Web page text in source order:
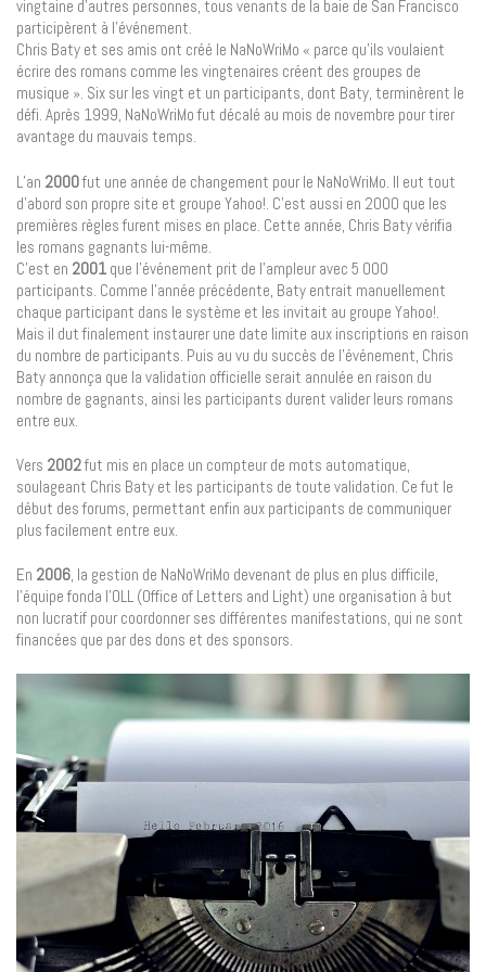
vingtaine d’autres personnes, tous venants de la baie de San Francisco
participèrent à l’événement.
Chris Baty et ses amis ont créé le NaNoWriMo « parce qu’ils voulaient
écrire des romans comme les vingtenaires créent des groupes de
musique ». Six sur les vingt et un participants, dont Baty, terminèrent le
défi. Après 1999, NaNoWriMo fut décalé au mois de novembre pour tirer
avantage du mauvais temps.
L’an 2000fut une année de changement pour le NaNoWriMo. Il eut tout
d’abord son propre site et groupe Yahoo!. C’est aussi en 2000 que les
premières règles furent mises en place. Cette année, Chris Baty vérifia
les romans gagnants lui-même.
C’est en 2001 que l’événement prit de l’ampleur avec 5 000
participants. Comme l’année précédente, Baty entrait manuellement
chaque participant dans le système et les invitait au groupe Yahoo!.
Mais il dut finalement instaurer une date limite aux inscriptions en raison
du nombre de participants. Puis au vu du succès de l’événement, Chris
Baty annonça que la validation officielle serait annulée en raison du
nombre de gagnants, ainsi les participants durent valider leurs romans
entre eux.
Vers 2002fut mis en place un compteur de mots automatique,
soulageant Chris Baty et les participants de toute validation. Ce fut le
début des forums, permettant enfin aux participants de communiquer
plus facilement entre eux.
En 2006, la gestion de NaNoWriMo devenant de plus en plus difficile,
l’équipe fonda l’OLL (Office of Letters and Light) une organisation à but
non lucratif pour coordonner ses différentes manifestations, qui ne sont
financées que par des dons et des sponsors.